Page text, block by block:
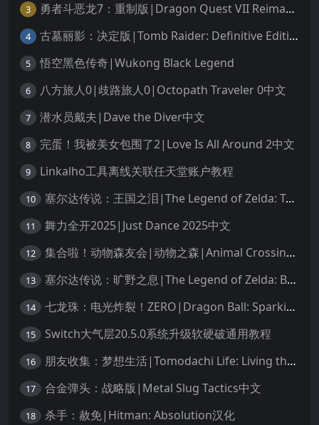
3 勇者斗恶龙7：重制版|Dragon Quest VII Reimagined中文
4 古墓丽影：决定版|Tomb Raider: Definitive Edition中文
5 悟空黑色传奇|Wukong Black Legend
6 八方旅人0|歧路旅人0|Octopath Traveler 0中文
7 潜水员戴夫|Dave the Diver中文
8 完蛋！我被美女包围了2|Love Is All Around 2中文
9 Linkalho工具离线关联任天堂账户教程
10 塞尔达传说：王国之泪|The Legend of Zelda: Tears of the Kingdom中文
11 舞力全开2025|Just Dance 2025中文
12 集合啦！动物森友会|动物之森|Animal Crossing: New Horizons中文
13 塞尔达传说：旷野之息|The Legend of Zelda: Breath of the Wild中文
14 七龙珠：电光炸裂！ZERO|Dragon Ball: Sparking! Zero中文
15 Switch大气层20.5.0系统升级软硬破通用教程
16 朋友收集：梦想生活|Tomodachi Life: Living the Dream中文
17 合金弹头：战略版|Metal Slug Tactics中文
18 杀手：赦免|Hitman: Absolution汉化